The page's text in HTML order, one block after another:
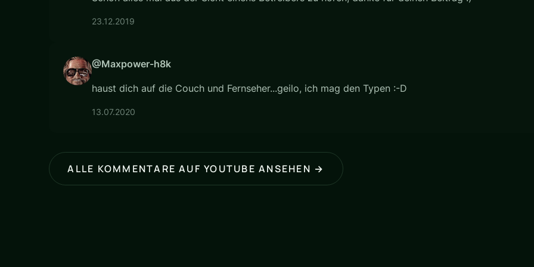
23.12.2019
@Maxpower-h8k
haust dich auf die Couch und Fernseher...geilo, ich mag den Typen :-D
13.07.2020
ALLE KOMMENTARE AUF YOUTUBE ANSEHEN →